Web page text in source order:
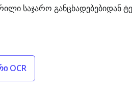
საჯარო განცხადებებიდან
OCR